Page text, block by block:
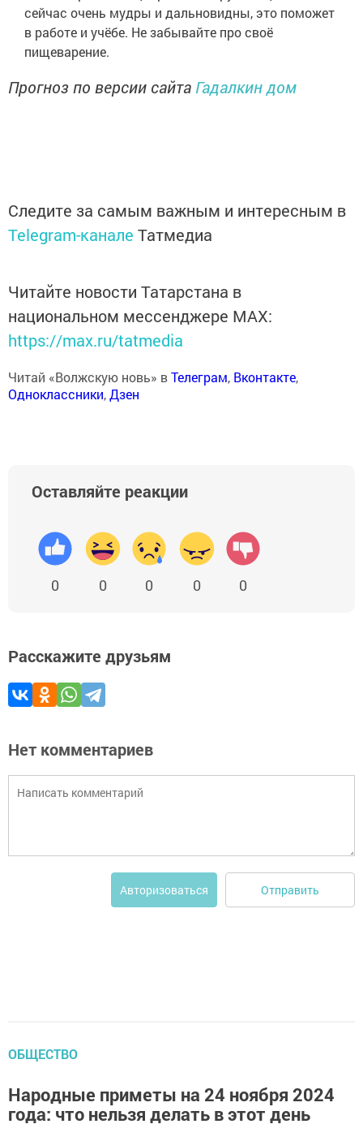
сейчас очень мудры и дальновидны, это поможет
в работе и учёбе. Не забывайте про своё
пищеварение.
Прогноз по версии сайта Гадалкин дом
Следите за самым важным и интересным в
Telegram-канале Татмедиа
Читайте новости Татарстана в
национальном мессенджере MАХ:
https://max.ru/tatmedia
Читай «Волжскую новь» вТелеграм, Вконтакте,
Одноклассники,Дзен
Оставляйте реакции
0 0 0 0 0
Расскажите друзьям
Нет комментариев
Авторизоваться Отправить
ОБЩЕСТВО
Народные приметы на 24 ноября 2024
года: что нельзя делать в этот день